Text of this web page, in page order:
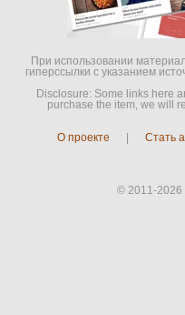
При использовании
гиперссылки c указанием
Disclosure: Some links here
purchase the item, we will
О проекте Стать
© 2011-2026